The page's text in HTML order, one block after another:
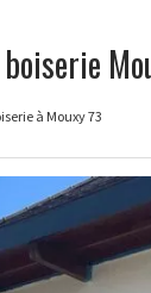
à Mouxy 73